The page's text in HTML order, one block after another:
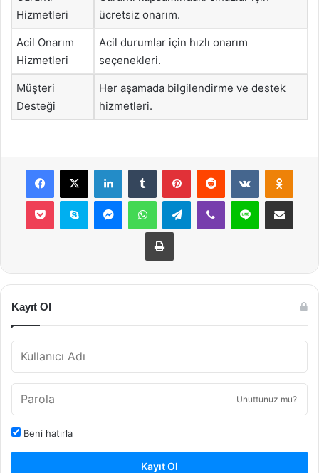
Hizmetleri
ücretsiz onarım.
Acil Onarım
Hizmetleri
Acil durumlar için hızlı onarım
seçenekleri.
Müşteri
Desteği
Her aşamada bilgilendirme ve destek
hizmetleri.
Facebook
X LinkedInTumblr PinterestReddit VKontakte
Pocket Skype MessengerWhatsAppTelegramViber Line E-Posta ile
Yazdır
Kayıt Ol
Unuttunuz mu?
Beni hatırla
Kayıt Ol